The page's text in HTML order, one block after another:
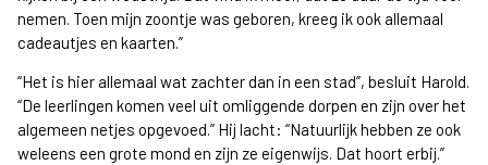
nemen. Toen mijn zoontje was geboren, kreeg ik ook allemaal
cadeautjes en kaarten.”
“Het is hier allemaal wat zachter dan in een stad”, besluit Harold.
“De leerlingen komen veel uit omliggende dorpen en zijn over het
algemeen netjes opgevoed.” Hij lacht: “Natuurlijk hebben ze ook
weleens een grote mond en zijn ze eigenwijs. Dat hoort erbij.”